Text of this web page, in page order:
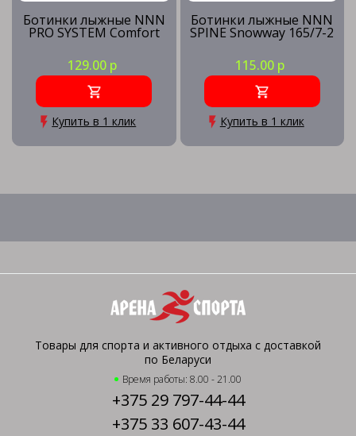
Ботинки лыжные NNN
PRO SYSTEM Comfort
129.00 р
Купить в 1 клик
Ботинки лыжные NNN
SPINE Snowway 165/7-2
115.00 р
Купить в 1 клик
Товары для спорта и активного отдыха с доставкой
по Беларуси
Время работы: 8.00 - 21.00
+375 29 797-44-44
+375 33 607-43-44